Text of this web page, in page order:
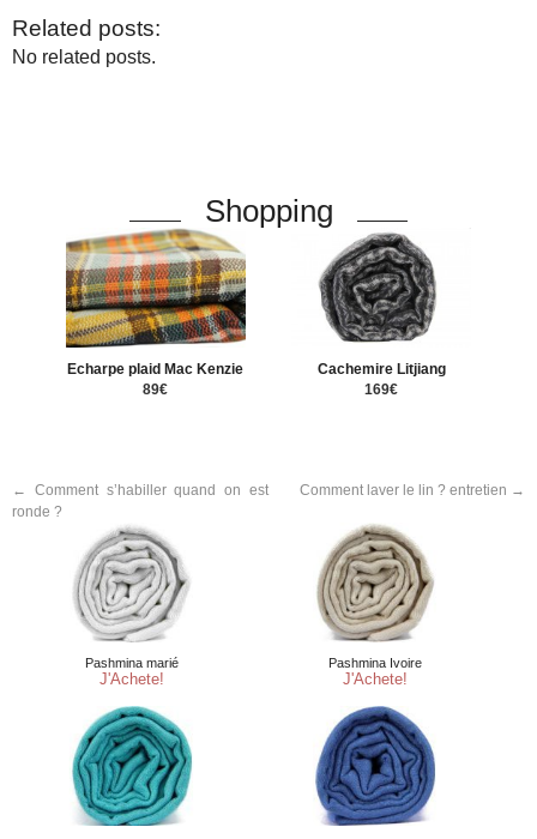
Related posts:
No related posts.
Shopping
Echarpe plaid Mac Kenzie
89€
Cachemire Litjiang
169€
←
Comment s’habiller quand on est
ronde ?
Comment laver le lin ? entretien →